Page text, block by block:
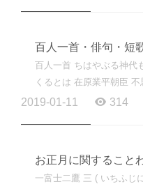
百人一首・俳句・短
百人一首 ちはやぶる神代
くるとは 在原業平朝臣
たことがない。竜田川が
2019-01-11 314
お正月に関すること
一富士二鷹 三 ( いちふじ